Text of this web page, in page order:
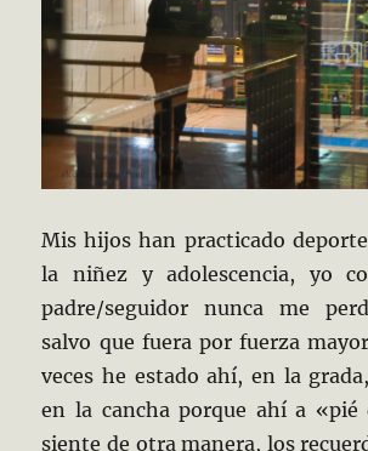
Mis hijos han practicado
la niñez y adolescencia, yo
padre/seguidor nunca me
salvo que fuera por fuerza
veces he estado ahí, en la
en la cancha porque ahí a «pié
siente de otra manera, los